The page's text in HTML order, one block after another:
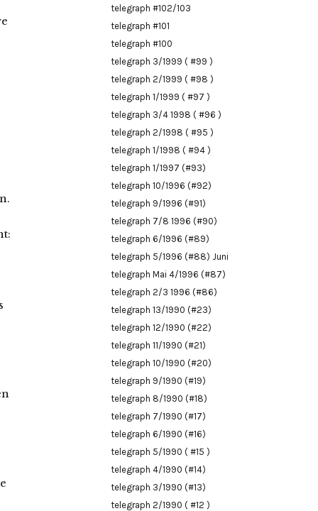
ökonomischen Anschluß sinnlos, ihre Einstellung war beschl
telegraph #102/103
telegraph #101
telegraph #100
telegraph 3/1999 ( #99 )
telegraph 2/1999 ( #98 )
telegraph 1/1999 ( #97 )
telegraph 3/4 1998 ( #96 )
telegraph 2/1998 ( #95 )
telegraph 1/1998 ( #94 )
telegraph 1/1997 (#93)
telegraph 10/1996 (#92)
telegraph 9/1996 (#91)
telegraph 7/8 1996 (#90)
telegraph 6/1996 (#89)
telegraph 5/1996 (#88) Juni
telegraph Mai 4/1996 (#87)
telegraph 2/3 1996 (#86)
telegraph 13/1990 (#23)
telegraph 12/1990 (#22)
telegraph 11/1990 (#21)
telegraph 10/1990 (#20)
telegraph 9/1990 (#19)
telegraph 8/1990 (#18)
telegraph 7/1990 (#17)
telegraph 6/1990 (#16)
telegraph 5/1990 ( #15 )
telegraph 4/1990 (#14)
telegraph 3/1990 (#13)
telegraph 2/1990 ( #12 )